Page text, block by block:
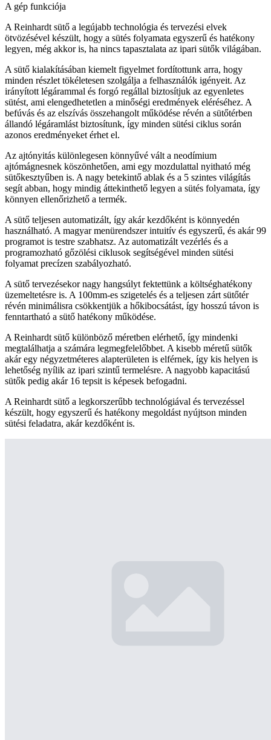
A gép funkciója
A Reinhardt sütő a legújabb technológia és tervezési elvek
ötvözésével készült, hogy a sütés folyamata egyszerű és hatékony
legyen, még akkor is, ha nincs tapasztalata az ipari sütők világában.
A sütő kialakításában kiemelt figyelmet fordítottunk arra, hogy
minden részlet tökéletesen szolgálja a felhasználók igényeit. Az
irányított légárammal és forgó regállal biztosítjuk az egyenletes
sütést, ami elengedhetetlen a minőségi eredmények eléréséhez. A
befúvás és az elszívás összehangolt működése révén a sütőtérben
állandó légáramlást biztosítunk, így minden sütési ciklus során
azonos eredményeket érhet el.
Az ajtónyitás különlegesen könnyűvé vált a neodímium
ajtómágnesnek köszönhetően, ami egy mozdulattal nyitható még
sütőkesztyűben is. A nagy betekintő ablak és a 5 szintes világítás
segít abban, hogy mindig áttekinthető legyen a sütés folyamata, így
könnyen ellenőrizhető a termék.
A sütő teljesen automatizált, így akár kezdőként is könnyedén
használható. A magyar menürendszer intuitív és egyszerű, és akár 99
programot is testre szabhatsz. Az automatizált vezérlés és a
programozható gőzölési ciklusok segítségével minden sütési
folyamat precízen szabályozható.
A sütő tervezésekor nagy hangsúlyt fektettünk a költséghatékony
üzemeltetésre is. A 100mm-es szigetelés és a teljesen zárt sütőtér
révén minimálisra csökkentjük a hőkibocsátást, így hosszú távon is
fenntartható a sütő hatékony működése.
A Reinhardt sütő különböző méretben elérhető, így mindenki
megtalálhatja a számára legmegfelelőbbet. A kisebb méretű sütők
akár egy négyzetméteres alapterületen is elférnek, így kis helyen is
lehetőség nyílik az ipari szintű termelésre. A nagyobb kapacitású
sütők pedig akár 16 tepsit is képesek befogadni.
A Reinhardt sütő a legkorszerűbb technológiával és tervezéssel
készült, hogy egyszerű és hatékony megoldást nyújtson minden
sütési feladatra, akár kezdőként is.